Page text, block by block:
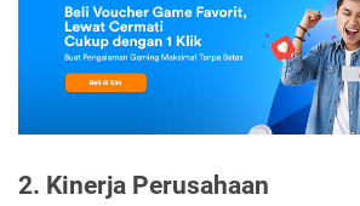
2. Kinerja Perusahaan